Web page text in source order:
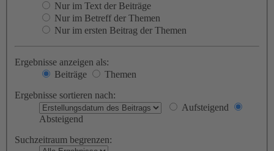
Nur im Text der Beiträge
Nur im Betreff der Themen
Nur im ersten Beitrag der Themen
Ergebnisse anzeigen als:
Beiträge
Themen
Ergebnisse sortieren nach:
Aufsteigend
Absteigend
Suchzeitraum begrenzen: